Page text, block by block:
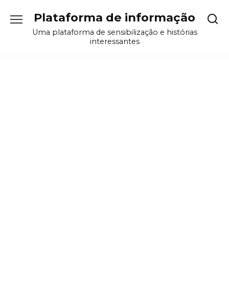
содержанию
Plataforma de informação
Uma plataforma de sensibilização e histórias
interessantes